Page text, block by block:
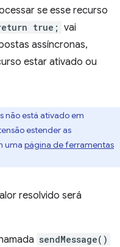
se esse recurso
true; vai
assíncronas,
estar ativado ou
não está ativado em
estender as
uma página de ferramentas
resolvido será
sendMessage()